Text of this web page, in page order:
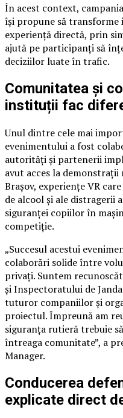
În acest context,
își propune să
experiență directă, prin
ajută pe participanți să
deciziilor luate în trafic.
Comunitatea și
instituții fac
Unul dintre cele mai
evenimentului a fost
autorități și partenerii
avut acces la
Brașov, experiențe VR
de alcool și ale distragerii
siguranței copiilor în
competiție.
„Succesul acestui
colaborări solide între
privați. Suntem
și Inspectoratului de
tuturor companiilor și
proiectul. Împreună am
siguranța rutieră trebuie
întreaga comunitate”, a
Manager.
Conducerea
explicate direct